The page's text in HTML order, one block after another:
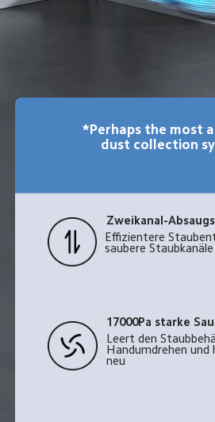
*Perhaps the most
dust collection
Zweikanal-
Effizientere
saubere Staubkanäle
17000Pa starke
Leert den
Handumdrehen
neu